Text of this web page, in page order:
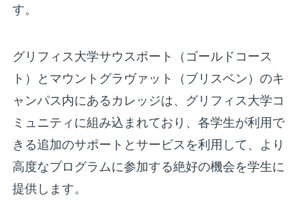
す。
グリフィス大学サウスポート（ゴールドコース
ト）とマウントグラヴァット（ブリスベン）のキ
ャンパス内にあるカレッジは、グリフィス大学コ
ミュニティに組み込まれており、各学生が利用で
きる追加のサポートとサービスを利用して、より
高度なプログラムに参加する絶好の機会を学生に
提供します。